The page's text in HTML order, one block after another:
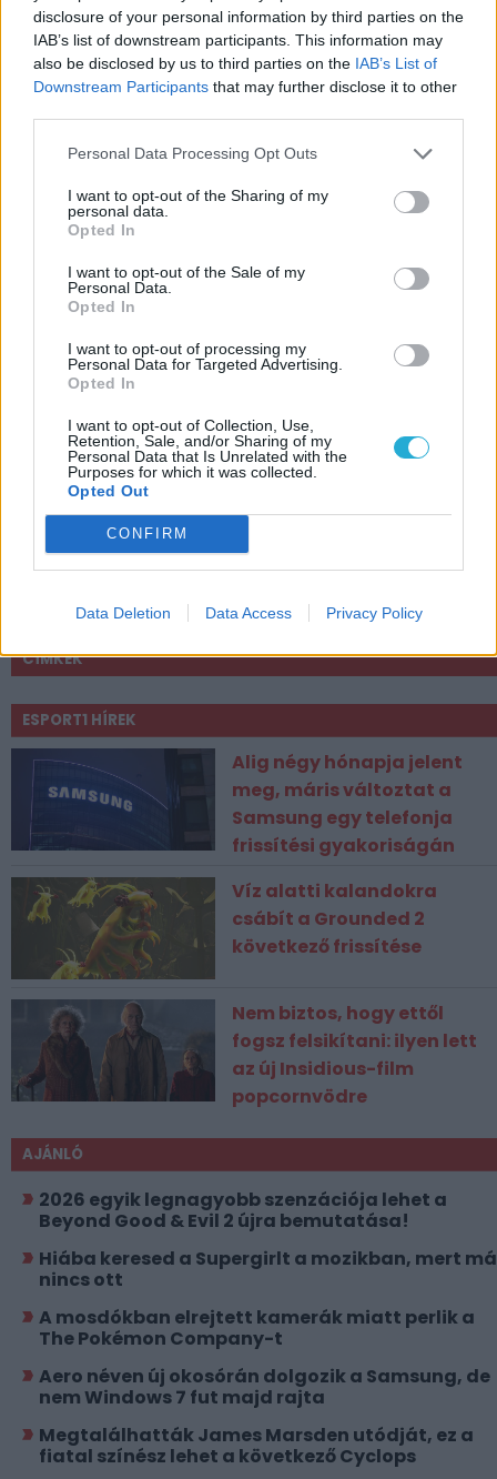
disclosure of your personal information by third parties on the
IAB’s list of downstream participants. This information may
also be disclosed by us to third parties on the IAB’s List of
Downstream Participants that may further disclose it to other
Personal Data Processing Opt Outs
I want to opt-out of the Sharing of my
personal data.
Opted In
I want to opt-out of the Sale of my
Personal Data.
Opted In
I want to opt-out of processing my
Personal Data for Targeted Advertising.
Opted In
I want to opt-out of Collection, Use,
Retention, Sale, and/or Sharing of my
Personal Data that Is Unrelated with the
Purposes for which it was collected.
Opted Out
CONFIRM
Data Deletion Data Access Privacy Policy
CÍMKÉK
ESPORT1 HÍREK
Alig négy hónapja jelent
meg, máris változtat a
Samsung egy telefonja
frissítési gyakoriságán
Víz alatti kalandokra
csábít a Grounded 2
következő frissítése
Nem biztos, hogy ettől
fogsz felsikítani: ilyen lett
az új Insidious-film
popcornvödre
AJÁNLÓ
2026 egyik legnagyobb szenzációja lehet a
Beyond Good & Evil 2 újra bemutatása!
Hiába keresed a Supergirlt a mozikban, mert
nincs ott
A mosdókban elrejtett kamerák miatt perlik a
The Pokémon Company-t
Aero néven új okosórán dolgozik a Samsung, de
nem Windows 7 fut majd rajta
Megtalálhatták James Marsden utódját, ez a
fiatal színész lehet a következő Cyclops